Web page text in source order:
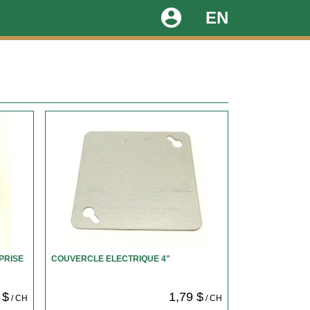
EN
account_circle
/ CH
COUVERCLE ELECTRIQUE 4"
1,79 $/ CH